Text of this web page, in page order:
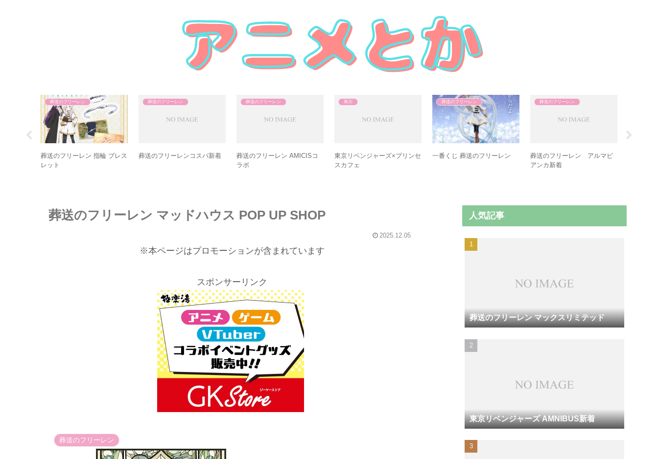
東卍
東京リベンジャーズ
AMNIBUS新着
葬送のフリーレン
ク ストーリー リングオブジェ
葬送のフリーレン
エージェント
葬送のフリーレン
葬送のフリーレン マッドハウ
ス POP UP SHOP
葬送のフリーレン
AERA 2026年 1/19号
葬送のフリーレン
葬送のフリーレン ねむらせ隊
葬送のフリーレン マッドハウス POP UP SHOP
2025.12.05
※本ページはプロモーションが含まれています
スポンサーリンク
葬送のフリーレン
人気記事
葬送のフリーレン マックスリミテッド
東京リベンジャーズ AMNIBUS新着